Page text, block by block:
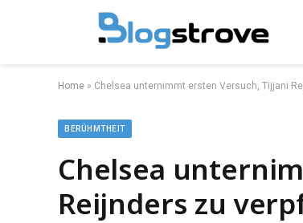
Home » Chelsea unternimmt ersten Versuch, Tijjani
BERÜHMTHEIT
Chelsea
Reijnders zu